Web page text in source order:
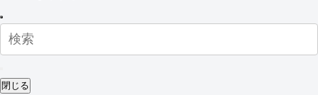
閉じる